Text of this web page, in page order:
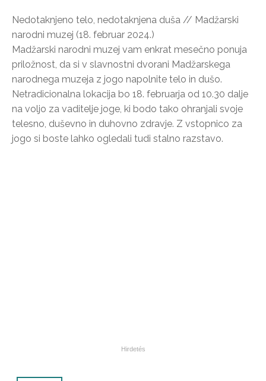
Nedotaknjeno telo, nedotaknjena duša // Madžarski
narodni muzej (18. februar 2024.)
Madžarski narodni muzej vam enkrat mesečno ponuja
priložnost, da si v slavnostni dvorani Madžarskega
narodnega muzeja z jogo napolnite telo in dušo.
Netradicionalna lokacija bo 18. februarja od 10.30 dalje
na voljo za vaditelje joge, ki bodo tako ohranjali svoje
telesno, duševno in duhovno zdravje. Z vstopnico za
jogo si boste lahko ogledali tudi stalno razstavo.